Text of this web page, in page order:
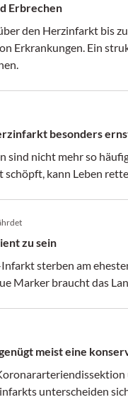
Erbrechen
den Herzinfarkt bis
Erkrankungen. Ein
besonders
sind nicht mehr so
schöpft, kann Leben
zu sein
sterben am
Marker braucht das
meist eine
unterscheiden